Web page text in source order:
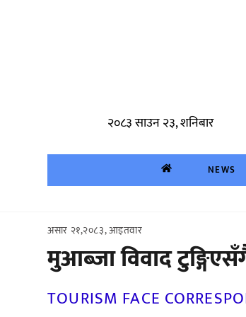
२०८३ साउन २३, शनिबार
NEWS
असार २१,२०८३, आइतवार
मुआब्जा विवाद
TOURISM FACE